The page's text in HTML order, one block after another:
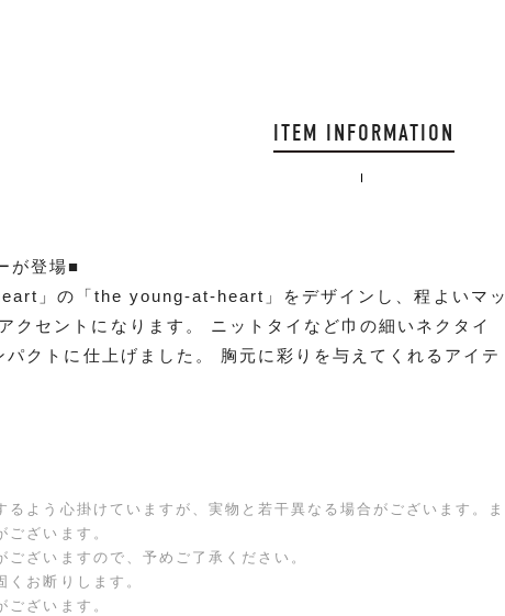
ITEM INFORMATION
が登場■
」の「the young-at-heart」をデザインし、程よいマッ
クセントになります。 ニットタイなど巾の細いネクタイ
クトに仕上げました。 胸元に彩りを与えてくれるアイテ
よう心掛けていますが、実物と若干異なる場合がございます。ま
ございます。
ざいますので、予めご了承ください。
お断りします。
ざいます。